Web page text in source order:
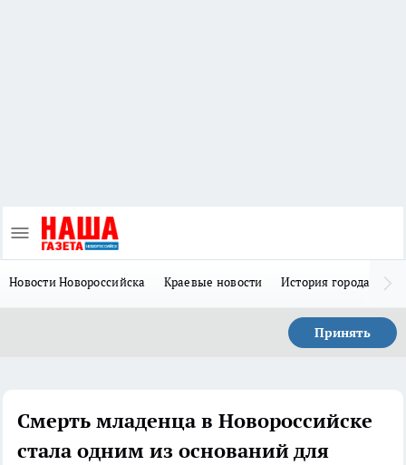
Новости Новороссийска Краевые новости История города Н
Принять
Смерть младенца в Новороссийске
стала одним из оснований для